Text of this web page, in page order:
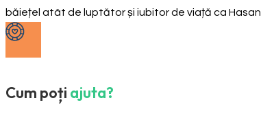
băiețel atât de luptător și iubitor de viață ca Hasan.
Cum poți ajuta?